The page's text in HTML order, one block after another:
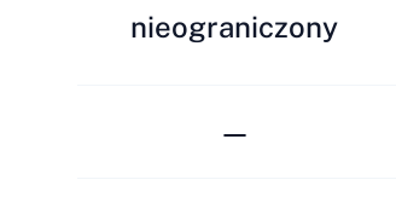
nieograniczony
—